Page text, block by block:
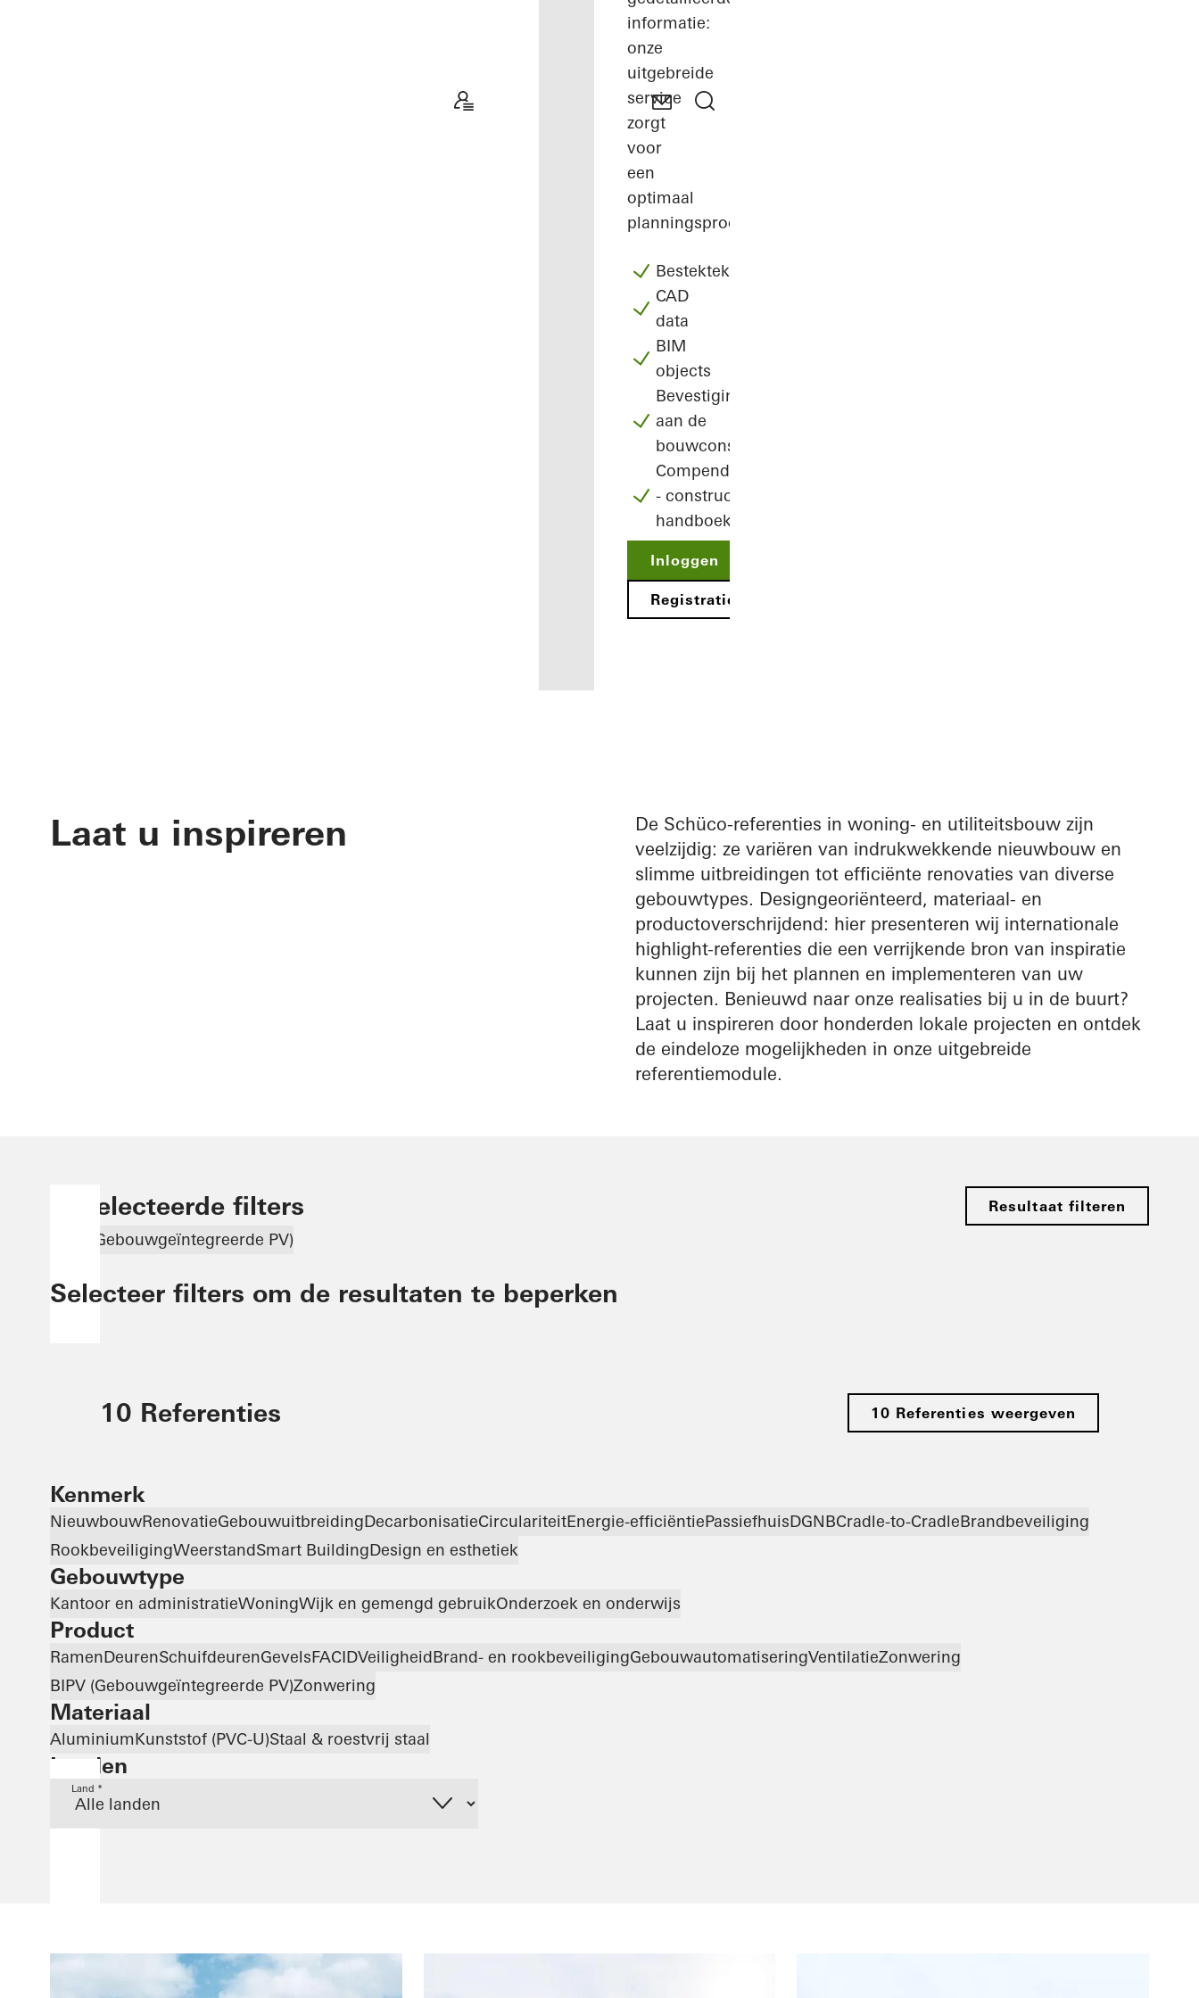
architect
Ontdek
Mijn
Werkplek
informatie:
onze
uitgebreide
service
zorgt
voor
een
optimaal
planningsproces.
Bestekteksten
CAD
data
BIM
objects
Bevestigingen
aan de
bouwconstructie
Compendium
- constructie
handboek
Inloggen
Registratie
Laat u inspireren
De Schüco-referenties in woning- en utiliteitsbouw zijn
veelzijdig: ze variëren van indrukwekkende nieuwbouw en
slimme uitbreidingen tot efficiënte renovaties van diverse
gebouwtypes. Designgeoriënteerd, materiaal- en
productoverschrijdend: hier presenteren wij internationale
highlight-referenties die een verrijkende bron van inspiratie
kunnen zijn bij het plannen en implementeren van uw
projecten. Benieuwd naar onze realisaties bij u in de buurt?
Laat u inspireren door honderden lokale projecten en ontdek
de eindeloze mogelijkheden in onze uitgebreide
referentiemodule.
Geselecteerde filters Resultaat filteren
BIPV (Gebouwgeïntegreerde PV)
Selecteer filters om de resultaten te beperken
10 Referenties 10 Referenties weergeven
Kenmerk
NieuwbouwRenovatieGebouwuitbreidingDecarbonisatieCirculariteitEnergie-efficiëntiePassiefhuisDGNBCradle-to-CradleBrandbeveiliging
RookbeveiligingWeerstandSmart BuildingDesign en esthetiek
Gebouwtype
Kantoor en administratieWoningWijk en gemengd gebruikOnderzoek en onderwijs
Product
RamenDeurenSchuifdeurenGevelsFACIDVeiligheidBrand- en rookbeveiligingGebouwautomatiseringVentilatieZonwering
BIPV (Gebouwgeïntegreerde PV)Zonwering
Materiaal
AluminiumKunststof (PVC-U)Staal & roestvrij staal
Landen
Land *